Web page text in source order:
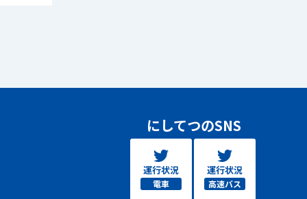
にしてつのSNS
運行状況
電車
運行状況
高速バス